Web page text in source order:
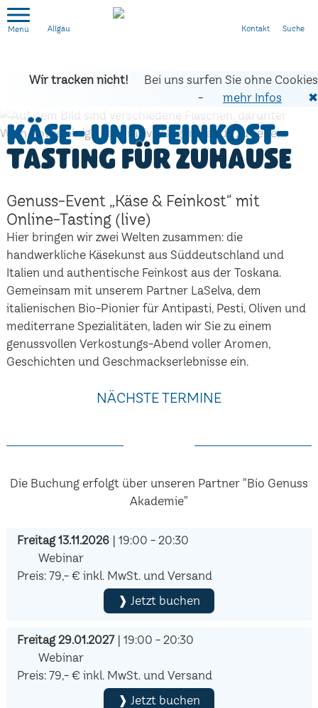
Allgäu
Wir tracken nicht!
Bei uns surfen Sie ohne Cookies
-
mehr Infos ✖
Käse- und Feinkost-
Tasting für zuhause
Genuss-Event „Käse & Feinkost“ mit
Online-Tasting (live)
Hier bringen wir zwei Welten zusammen: die
handwerkliche Käsekunst aus Süddeutschland und
Italien und authentische Feinkost aus der Toskana.
Gemeinsam mit unserem Partner LaSelva, dem
italienischen Bio-Pionier für Antipasti, Pesti, Oliven und
mediterrane Spezialitäten, laden wir Sie zu einem
genussvollen Verkostungs-Abend voller Aromen,
Geschichten und Geschmackserlebnisse ein.
NÄCHSTE TERMINE
Die Buchung erfolgt über unseren Partner "Bio Genuss
Akademie"
Freitag 13.11.2026| 19:00 - 20:30
Webinar
Preis: 79,- € inkl. MwSt. und Versand
❱ Jetzt buchen
Freitag 29.01.2027| 19:00 - 20:30
Webinar
Preis: 79,- € inkl. MwSt. und Versand
❱ Jetzt buchen